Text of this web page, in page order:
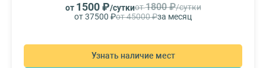
от 1500 ₽/суткиот1800 ₽/сутки
от 37500 ₽от 45000 ₽за месяц
Узнать наличие мест